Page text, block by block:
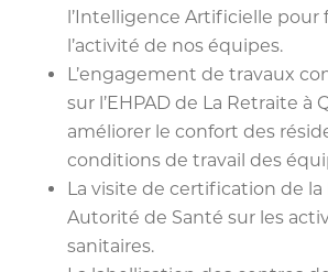
l’Intelligence Artificielle pour
l’activité de nos équipes.
L’engagement de travaux
sur l’EHPAD de La Retraite à
améliorer le confort des
conditions de travail des
La visite de certification de la
Autorité de Santé sur les
sanitaires.